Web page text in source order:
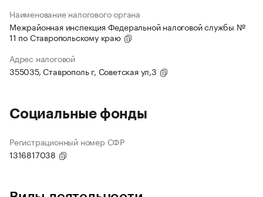
Наименование налогового органа
Межрайонная инспекция Федеральной налоговой службы №
11 по Ставропольскому краю
Адрес налоговой
355035, Ставрополь г, Советская ул,3
Социальные фонды
Регистрационный номер СФР
1316817038